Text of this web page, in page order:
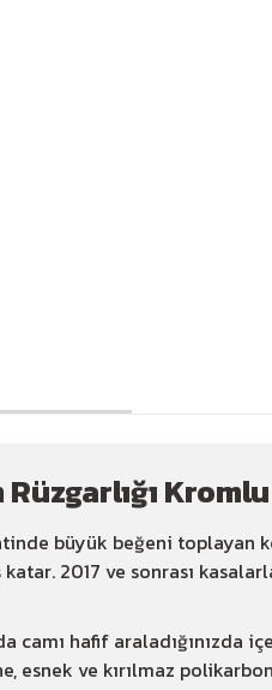
Rüzgarlığı
büyük beğeni
2017 ve sonrası
camı hafif araladığınızda
esnek ve kırılmaz